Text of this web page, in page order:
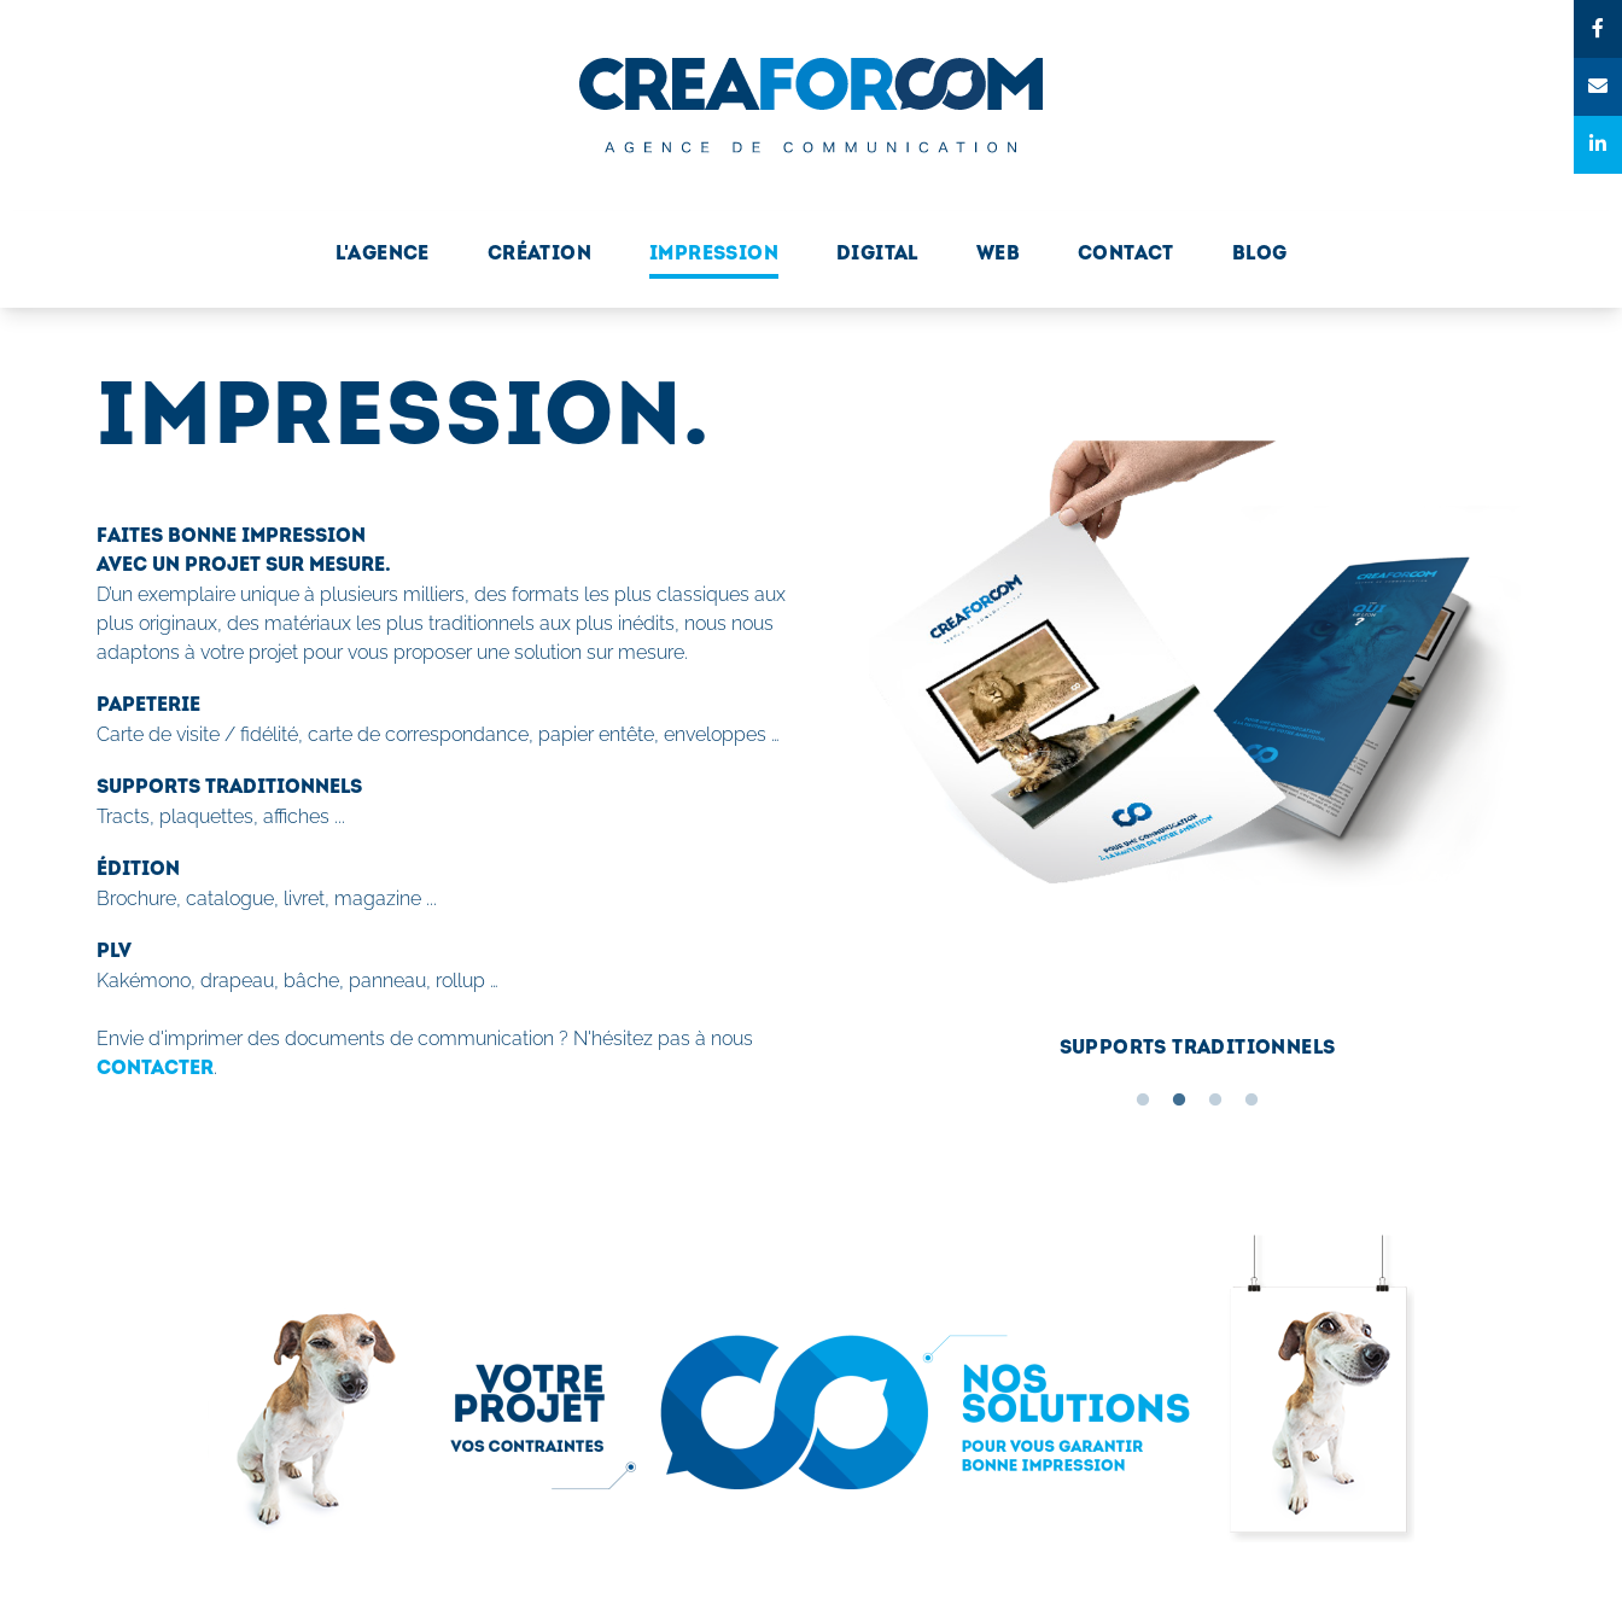
L'AGENCE CRÉATION IMPRESSION DIGITAL WEB CONTACT BLOG
IMPRESSION.
FAITES BONNE IMPRESSION
AVEC UN PROJET SUR MESURE.
D’un exemplaire unique à plusieurs milliers, des formats les plus classiques aux
plus originaux, des matériaux les plus traditionnels aux plus inédits, nous nous
adaptons à votre projet pour vous proposer une solution sur mesure.
PAPETERIE
Carte de visite / fidélité, carte de correspondance, papier entête, enveloppes …
SUPPORTS TRADITIONNELS
Tracts, plaquettes, affiches ...
ÉDITION
Brochure, catalogue, livret, magazine ...
PLV
Kakémono, drapeau, bâche, panneau, rollup …
Envie d'imprimer des documents de communication ? N'hésitez pas à nous
CONTACTER.
PAPETERIE SUPPORTS TRADITIONNELS